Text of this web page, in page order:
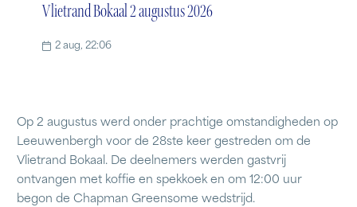
Vlietrand Bokaal 2 augustus 2026
2 aug, 22:06
Op 2 augustus werd onder prachtige omstandigheden op
Leeuwenbergh voor de 28ste keer gestreden om de
Vlietrand Bokaal. De deelnemers werden gastvrij
ontvangen met koffie en spekkoek en om 12:00 uur
begon de Chapman Greensome wedstrijd.